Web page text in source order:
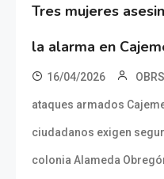
Tres mujeres
la alarma en
16/04/2026
ataques armados
ciudadanos exigen
colonia Alameda